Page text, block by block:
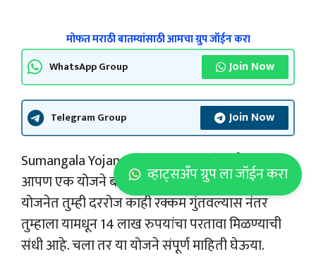
मोफत मराठी बातम्यांसाठी आमचा ग्रुप जॉईन करा
WhatsApp Group Join Now
Telegram Group Join Now
Sumangala Yojana 2024 नमस्कार, मित्रांनो आज
आपण एक योजने बद्दल माहिती पाहणार आहोत , या
योजनेत तुम्ही दररोज काही रक्कम गुंतवल्यास नंतर
तुम्हाला यामधून 14 लाख रुपयांचा परतावा मिळण्याची
संधी आहे. चला तर या योजने संपूर्ण माहिती घेऊया.
व्हाट्सअँप ग्रुप ला जॉईन करा